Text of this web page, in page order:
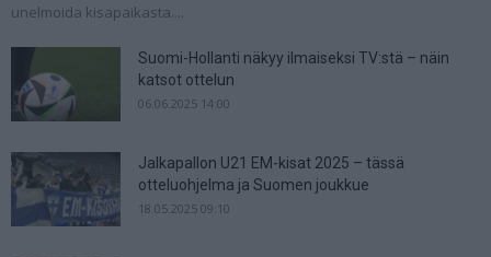
unelmoida kisapaikasta....
Suomi-Hollanti näkyy ilmaiseksi TV:stä – näin
katsot ottelun
06.06.2025 14:00
Jalkapallon U21 EM-kisat 2025 – tässä
otteluohjelma ja Suomen joukkue
18.05.2025 09:10